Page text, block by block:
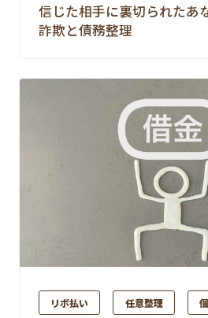
信じた相手に裏切られた
詐欺と債務整理
リボ払い 任意整理